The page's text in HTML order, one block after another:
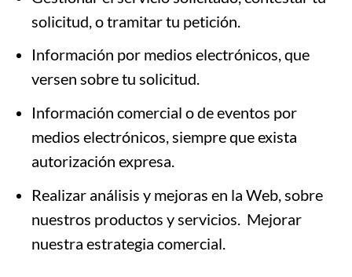
solicitud, o tramitar tu petición.
Información por medios electrónicos, que
versen sobre tu solicitud.
Información comercial o de eventos por
medios electrónicos, siempre que exista
autorización expresa.
Realizar análisis y mejoras en la Web, sobre
nuestros productos y servicios. Mejorar
nuestra estrategia comercial.